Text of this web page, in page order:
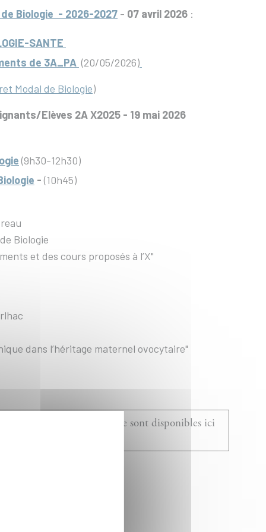
Biologie - 2026-2027 - 07 avril 2026 :
SANTE
de 3A_PA (20/05/2026)
Modal de Biologie)
Elèves 2A X2025 - 19 mai 2026
(9h30-12h30)
-(10h45)
Biologie
et des cours proposés à l’X"
dans l’héritage maternel ovocytaire"
du Département de Biologie sont disponibles ici